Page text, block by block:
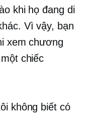
khi họ đang di
Vì vậy, bạn
xem chương
chiếc
không biết có